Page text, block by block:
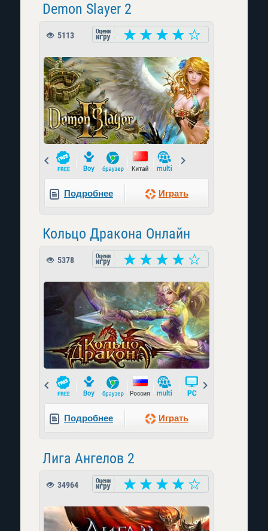
Demon Slayer 2
5113
Prev
Подробнее Играть
Кольцо Дракона Онлайн
5378
Prev
Подробнее Играть
Лига Ангелов 2
34964